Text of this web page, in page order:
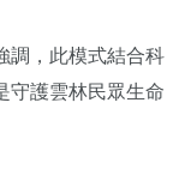
調，此模式結合科
守護雲林民眾生命